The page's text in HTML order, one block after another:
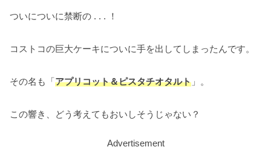
ついについに禁断の . . . ！
コストコの巨大ケーキについに手を出してしまったんです。
その名も「アプリコット＆ピスタチオタルト 」。
この響き、どう考えてもおいしそうじゃない？
Advertisement